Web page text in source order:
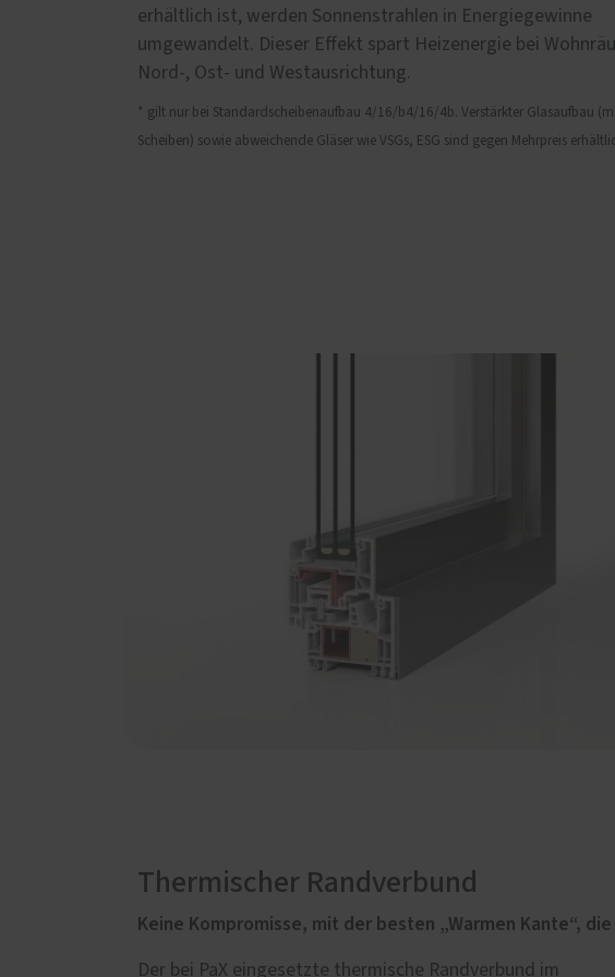
erhältlich ist, werden Sonnenstrahlen in Energiegewinne
umgewandelt. Dieser Effekt spart Heizenergie bei
Nord-, Ost- und Westausrichtung.
* gilt nur bei Standardscheibenaufbau 4/16/b4/16/4b. Verstärkter Glasaufbau
Scheiben) sowie abweichende Gläser wie VSGs, ESG sind gegen Mehrpreis
Thermischer Randverbund
Keine Kompromisse, mit der besten „Warmen Kante“,
Der bei PaX eingesetzte thermische Randverbund im